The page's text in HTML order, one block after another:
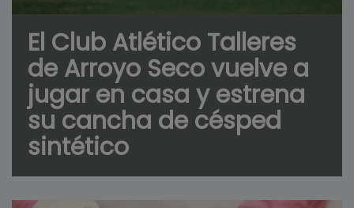
El Club Atlético Talleres
de Arroyo Seco vuelve a
jugar en casa y estrena
su cancha de césped
sintético